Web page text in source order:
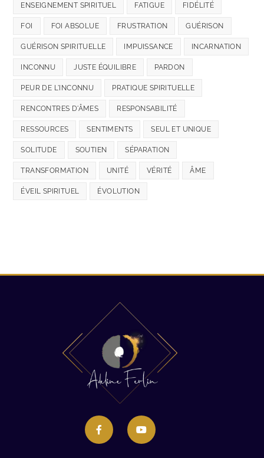
ENSEIGNEMENT SPIRITUEL FATIGUE FIDÉLITÉ
FOI FOI ABSOLUE FRUSTRATION GUÉRISON
GUÉRISON SPIRITUELLE IMPUISSANCE INCARNATION
INCONNU JUSTE ÉQUILIBRE PARDON
PEUR DE L'INCONNU PRATIQUE SPIRITUELLE
RENCONTRES D'ÂMES RESPONSABILITÉ
RESSOURCES SENTIMENTS SEUL ET UNIQUE
SOLITUDE SOUTIEN SÉPARATION
TRANSFORMATION UNITÉ VÉRITÉ ÂME
ÉVEIL SPIRITUEL ÉVOLUTION